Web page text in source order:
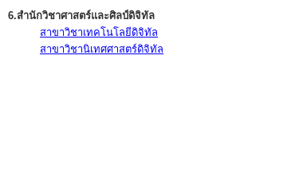
6.สำนักวิชาศาสตร์และศิลป์ดิจิทัล
สาขาวิชาเทคโนโลยีดิจิทัล
สาขาวิชานิเทศศาสตร์ดิจิทัล